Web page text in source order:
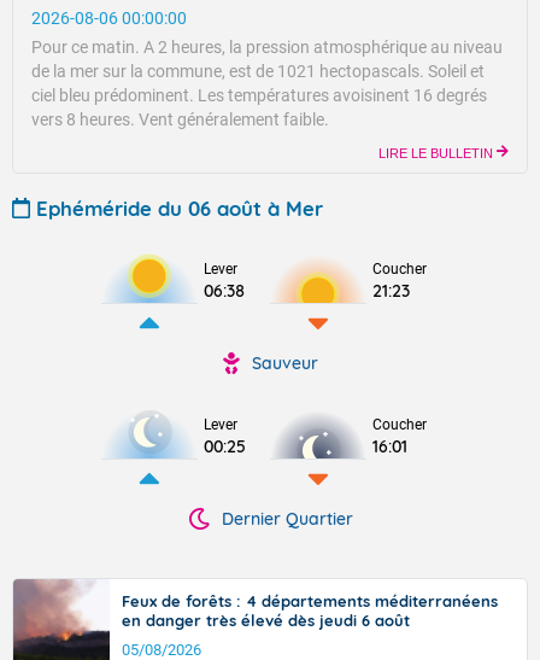
2026-08-06 00:00:00
Pour ce matin. A 2 heures, la pression atmosphérique au niveau
de la mer sur la commune, est de 1021 hectopascals. Soleil et
ciel bleu prédominent. Les températures avoisinent 16 degrés
vers 8 heures. Vent généralement faible.
LIRE LE BULLETIN
Ephéméride du 06 août à Mer
Lever
06:38
Coucher
21:23
Sauveur
Lever
00:25
Coucher
16:01
Dernier Quartier
Feux de forêts : 4 départements méditerranéens
en danger très élevé dès jeudi 6 août
05/08/2026